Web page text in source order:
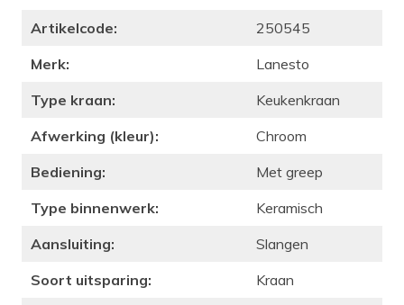
Artikelcode:
250545
Merk:
Lanesto
Type kraan:
Keukenkraan
Afwerking (kleur):
Chroom
Bediening:
Met greep
Type binnenwerk:
Keramisch
Aansluiting:
Slangen
Soort uitsparing:
Kraan